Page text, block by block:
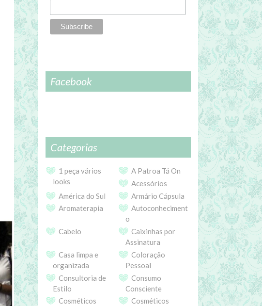
Facebook
Categorias
1 peça vários
looks
A Patroa Tá On
Acessórios
América do Sul
Armário Cápsula
Aromaterapia
Autoconheciment
o
Cabelo
Caixinhas por
Assinatura
Casa limpa e
organizada
Coloração
Pessoal
Consultoria de
Estilo
Consumo
Consciente
Cosméticos
Cosméticos